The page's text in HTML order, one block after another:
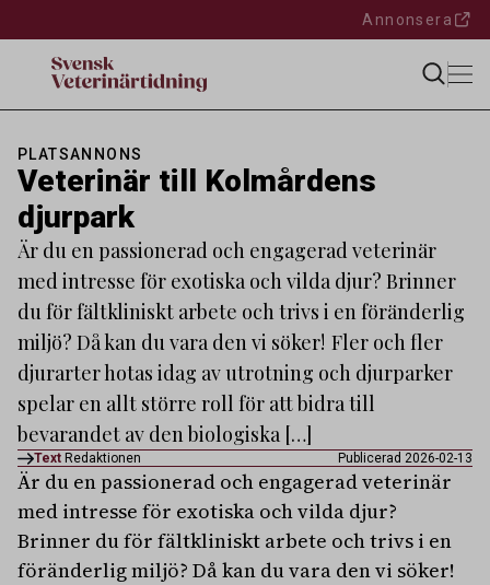
Annonsera
PLATSANNONS
Veterinär till Kolmårdens
djurpark
Är du en passionerad och engagerad veterinär
med intresse för exotiska och vilda djur? Brinner
du för fältkliniskt arbete och trivs i en föränderlig
miljö? Då kan du vara den vi söker! Fler och fler
djurarter hotas idag av utrotning och djurparker
spelar en allt större roll för att bidra till
bevarandet av den biologiska […]
Text Redaktionen Publicerad 2026-02-13
Är du en passionerad och engagerad veterinär
med intresse för exotiska och vilda djur?
Brinner du för fältkliniskt arbete och trivs i en
föränderlig miljö? Då kan du vara den vi söker!